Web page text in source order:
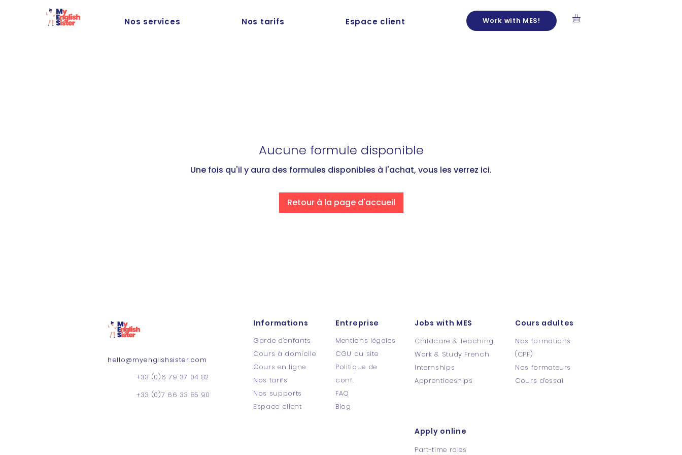
Nos services Nos tarifs Espace client Work with MES!
Aucune formule disponible
Une fois qu'il y aura des formules disponibles à l'achat, vous les verrez ici.
Retour à la page d'accueil
hello@myenglishsister.com
+33 (0)6 79 37 04 82
+33 (0)7 66 33 85 90
Informations
Garde d'enfants
Cours à domicile
Cours en ligne
Nos tarifs
Nos supports
Espace client
Entreprise
Mentions légales
CGU du site
Politique de
conf.
FAQ
Blog
Jobs with MES
Childcare & Teaching
Work & Study French
Internships
Apprenticeships
Cours adultes
Nos formations
(CPF)
Nos formateurs
Cours d'essai​
Apply online
Part-time roles